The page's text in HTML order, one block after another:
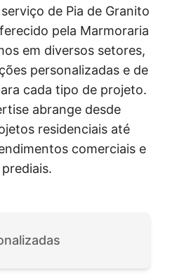
de Pia de Granito
pela Marmoraria
em diversos setores,
personalizadas e de
cada tipo de projeto.
abrange desde
residenciais até
comerciais e
prediais.